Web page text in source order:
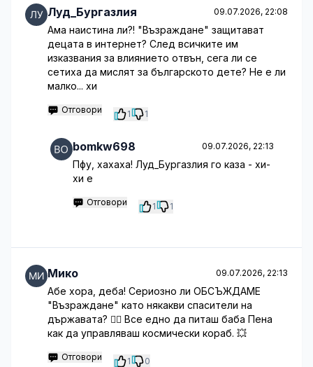
Луд_Бургазлия 09.07.2026, 22:08
Ама наистина ли?! "Възраждане" защитават
децата в интернет? След всичките им
изказвания за влиянието отвън, сега ли се
сетиха да мислят за българското дете? Не е ли
малко... хи
Отговори 1 1
bomkw698 09.07.2026, 22:13
Пфу, хахаха! Луд_Бургазлия го каза - хи-
хи е
Отговори 1 1
Мико 09.07.2026, 22:13
Абе хора, деба! Сериозно ли ОБСЪЖДАМЕ
"Възраждане" като някакви спасители на
държавата? 🤦‍♂️ Все едно да питаш баба Пена
как да управляваш космически кораб. 💥
Отговори 1 0